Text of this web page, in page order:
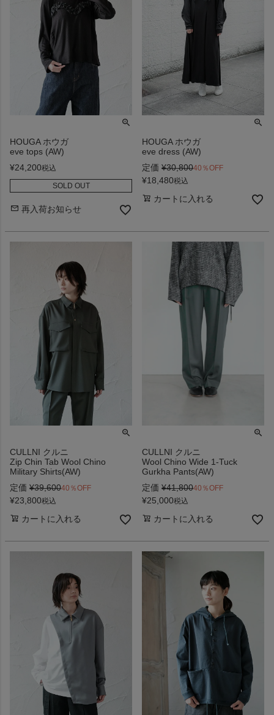
HOUGA ホウガ
eve tops (AW)
¥24,200税込
SOLD OUT
再入荷お知らせ
HOUGA ホウガ
eve dress (AW)
定価 ¥30,80040％OFF
¥18,480税込
カートに入れる
CULLNI クルニ
Zip Chin Tab Wool Chino
Military Shirts(AW)
定価 ¥39,60040％OFF
¥23,800税込
カートに入れる
CULLNI クルニ
Wool Chino Wide 1-Tuck
Gurkha Pants(AW)
定価 ¥41,80040％OFF
¥25,000税込
カートに入れる